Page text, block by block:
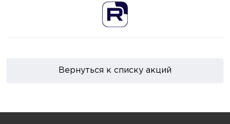
Вернуться к списку акций